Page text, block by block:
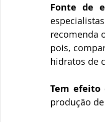
Fonte de
recomenda
pois,
hidratos de
Tem efeito
produção